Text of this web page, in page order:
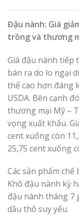
Đậu nành: Giá
trồng và thương
Giá đậu nành tiếp
bán ra do lo ngại
thể cao hơn đáng
USDA. Bên cạnh
thương mại Mỹ –
vọng xuất khẩu.
cent xuống còn
25,75 cent xuống
Các sản phẩm
Khô đậu nành kỳ
đậu nành tháng 7
dầu thô suy yếu.